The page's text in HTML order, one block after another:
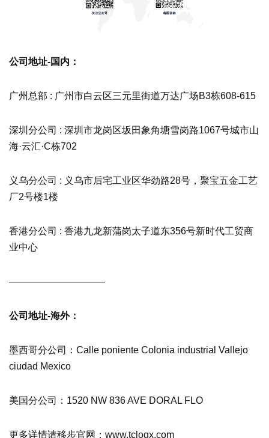
公司地址-国内：
广州总部 : 广州市白云区三元里街道万达广场B3栋608-615
深圳分公司 : 深圳市龙岗区坂田象角塘雪岗路1067号城市山
海·云汇·C栋702
义乌分公司 : 义乌市后宅工业区华劲路28号，聚宝五金工艺
厂2号楼1楼
香港分公司 : 香港九龙新蒲岗太子道东356号新时代工贸商
业中心
——————————
公司地址-海外：
墨西哥分公司：Calle poniente Colonia industrial Vallejo
ciudad Mexico
美国分公司：1520 NW 836 AVE DORAL FLO
更多详情请移步官网：www.tclogx.com